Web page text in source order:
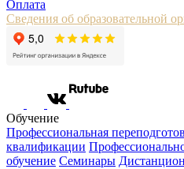
Оплата
Сведения об образовательной
Обучение
Профессиональная
квалификации
обучение Семинары